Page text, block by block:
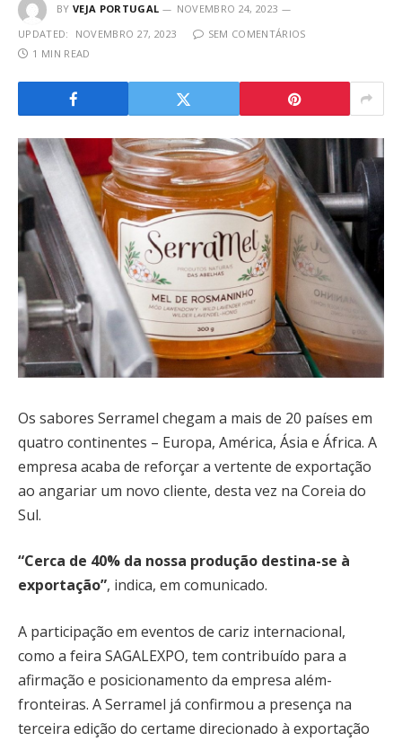
BY VEJA PORTUGAL
NOVEMBRO 24, 2023
UPDATED:
NOVEMBRO 27, 2023
SEM COMENTÁRIOS
1 MIN READ
Os sabores Serramel chegam a mais de 20 países em
quatro continentes – Europa, América, Ásia e África. A
empresa acaba de reforçar a vertente de exportação
ao angariar um novo cliente, desta vez na Coreia do
Sul.
“Cerca de 40% da nossa produção destina-se à
exportação”, indica, em comunicado.
A participação em eventos de cariz internacional,
como a feira SAGALEXPO, tem contribuído para a
afirmação e posicionamento da empresa além-
fronteiras. A Serramel já confirmou a presença na
terceira edição do certame direcionado à exportação